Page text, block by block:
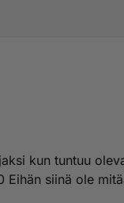
kun tuntuu
siinä ole